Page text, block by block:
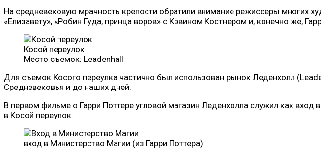
На средневековую мрачность крепости обратили внимание режиссеры многих
«Елизавету», «Робин Гуда, принца воров» с Кэвином Костнером и, конечно же,
Косой переулок
Место съемок: Leadenhall
Для съемок Косого переулка частично был использован рынок Леденхолл
Средневековья и до наших дней.
В первом фильме о Гарри Поттере угловой магазин Леденхолла служил как
в Косой переулок.
вход в Министерство Магии (из Гарри Поттера)